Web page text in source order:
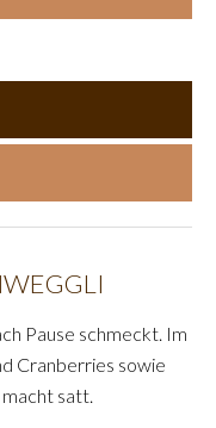
Pause schmeckt. Im
Cranberries sowie
satt.